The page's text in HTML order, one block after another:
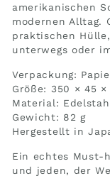
amerikanischen
modernen Alltag.
praktischen
unterwegs oder
Verpackung:
Größe: 350 × 45 ×
Material:
Gewicht: 82 g
Hergestellt in
Ein echtes Must-
und jeden, der